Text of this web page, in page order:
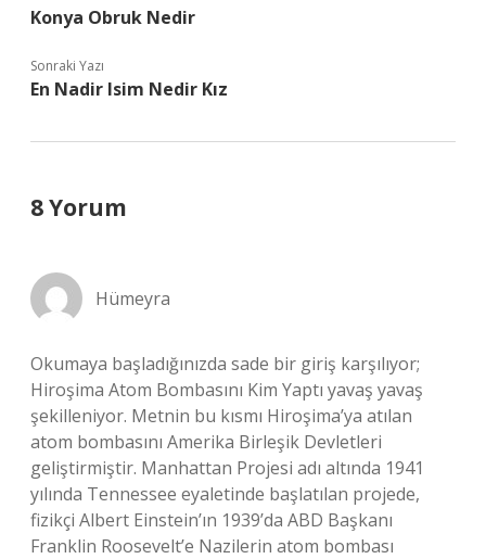
Konya Obruk Nedir
Sonraki Yazı
En Nadir Isim Nedir Kız
8 Yorum
Hümeyra
Okumaya başladığınızda sade bir giriş karşılıyor;
Hiroşima Atom Bombasını Kim Yaptı yavaş yavaş
şekilleniyor. Metnin bu kısmı Hiroşima’ya atılan
atom bombasını Amerika Birleşik Devletleri
geliştirmiştir. Manhattan Projesi adı altında 1941
yılında Tennessee eyaletinde başlatılan projede,
fizikçi Albert Einstein’ın 1939’da ABD Başkanı
Franklin Roosevelt’e Nazilerin atom bombası